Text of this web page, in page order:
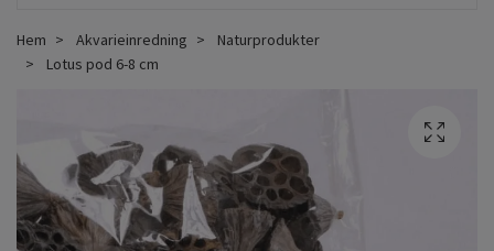
Hem Akvarieinredning
Naturprodukter
Lotus pod 6-8 cm